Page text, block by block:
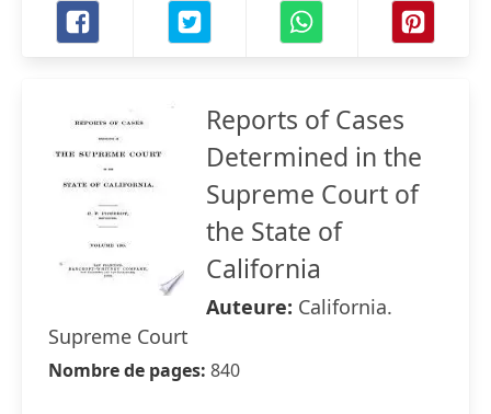
Reports of Cases
Determined in the
Supreme Court of
the State of
California
Auteure: California.
Supreme Court
Nombre de pages: 840